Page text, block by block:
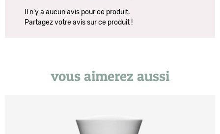
Il n'y a aucun avis pour ce produit.
Partagez votre avis sur ce produit !
vous aimerez aussi